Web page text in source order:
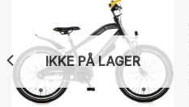
IKKE PÅ LAGER